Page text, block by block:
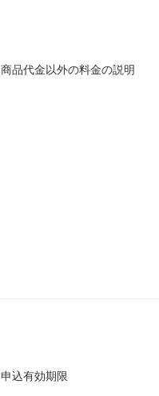
商品代金以外の料金の説明
申込有効期限